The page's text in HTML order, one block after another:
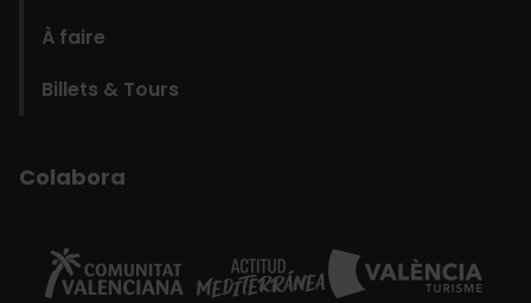
À faire
Billets & Tours
Colabora